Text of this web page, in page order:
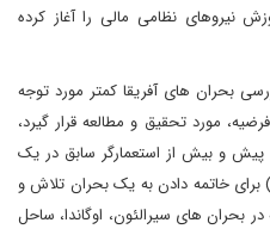
نیروهای نظامی مالی را آغاز کرده
بحران های آفریقا کمتر مورد توجه
مورد تحقیق و مطالعه قرار گیرد،
پیش و بیش از استعمارگر سابق در یک
برای خاتمه دادن به یک بحران تلاش و
بحران های سیرالئون، اوگاندا، ساحل